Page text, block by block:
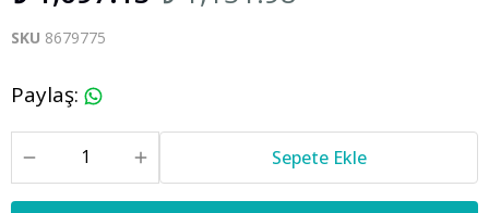
SKU 8679775
Paylaş:
Sepete Ekle